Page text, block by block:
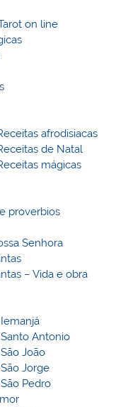
on line
afrodisiacas
de Natal
mágicas
proverbios
Senhora
– Vida e obra
Antonio
João
Jorge
Pedro